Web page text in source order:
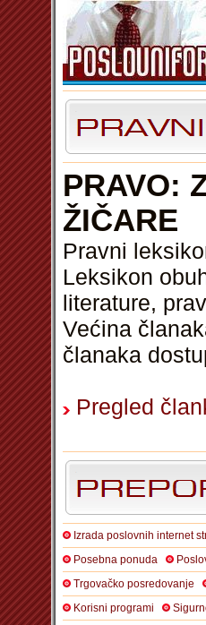
PRAVO:
ŽIČARE
Pravni
Leksikon
literature,
Većina
članaka
Pregled
Izrada poslovnih internet
Posebna ponuda
Trgovačko posredovanje
Korisni programi